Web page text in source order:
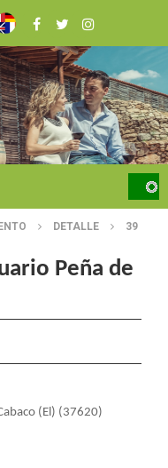
DETALLE 39
Peña de
(El) (37620)